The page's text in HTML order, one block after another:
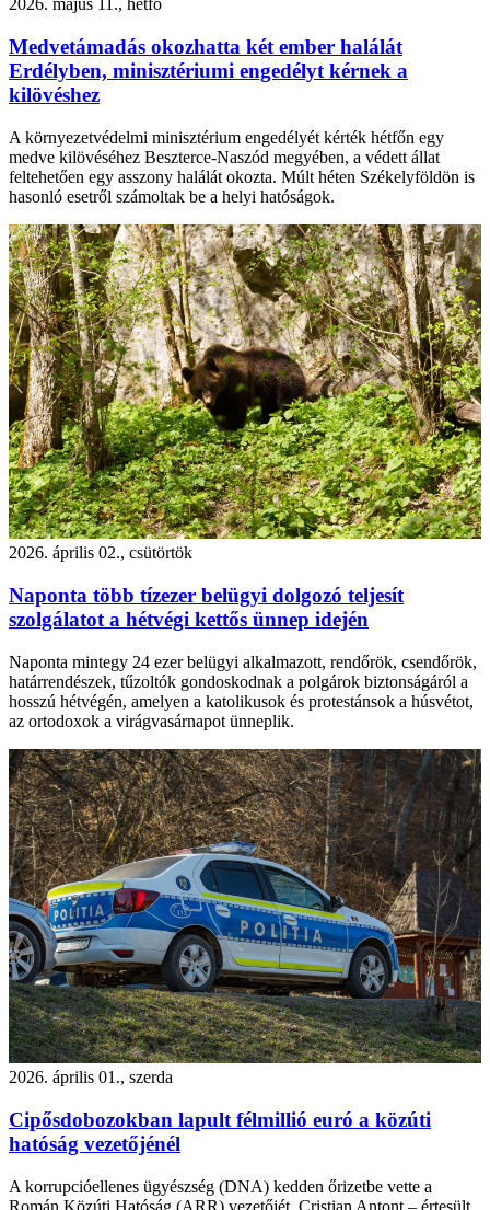
2026. május 11., hétfő
Medvetámadás okozhatta két ember halálát
Erdélyben, minisztériumi engedélyt kérnek a
kilövéshez
A környezetvédelmi minisztérium engedélyét kérték hétfőn egy
medve kilövéséhez Beszterce-Naszód megyében, a védett állat
feltehetően egy asszony halálát okozta. Múlt héten Székelyföldön is
hasonló esetről számoltak be a helyi hatóságok.
2026. április 02., csütörtök
Naponta több tízezer belügyi dolgozó teljesít
szolgálatot a hétvégi kettős ünnep idején
Naponta mintegy 24 ezer belügyi alkalmazott, rendőrök, csendőrök,
határrendészek, tűzoltók gondoskodnak a polgárok biztonságáról a
hosszú hétvégén, amelyen a katolikusok és protestánsok a húsvétot,
az ortodoxok a virágvasárnapot ünneplik.
2026. április 01., szerda
Cipősdobozokban lapult félmillió euró a közúti
hatóság vezetőjénél
A korrupcióellenes ügyészség (DNA) kedden őrizetbe vette a
Román Közúti Hatóság (ARR) vezetőjét, Cristian Antont – értesült